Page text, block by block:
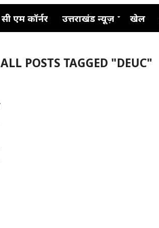
सी एम कॉर्नर उत्तराखंड न्यूज़ खेल
ALL POSTS TAGGED "DEUC"